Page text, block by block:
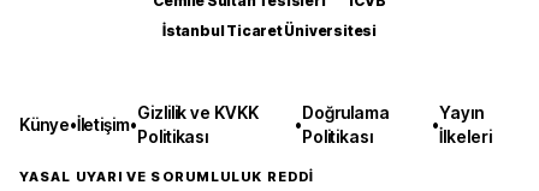
İstanbul Ticaret Üniversitesi
Künye•İletişim•
Gizlilik ve KVKK
Politikası
•
Doğrulama
Politikası
•
Yayın
İlkeleri
YASAL UYARI VE SORUMLULUK REDDİ